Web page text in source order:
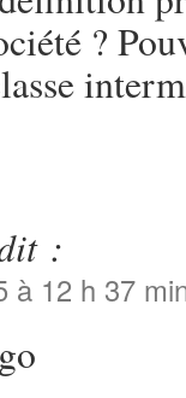
?
:
à 12 h 37